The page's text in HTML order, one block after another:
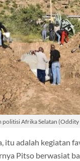
politisi Afrika Selatan
itu adalah kegiatan
Pitso berwasiat